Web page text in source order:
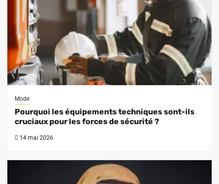
Mode
Pourquoi les équipements techniques sont-ils
cruciaux pour les forces de sécurité ?
14 mai 2026